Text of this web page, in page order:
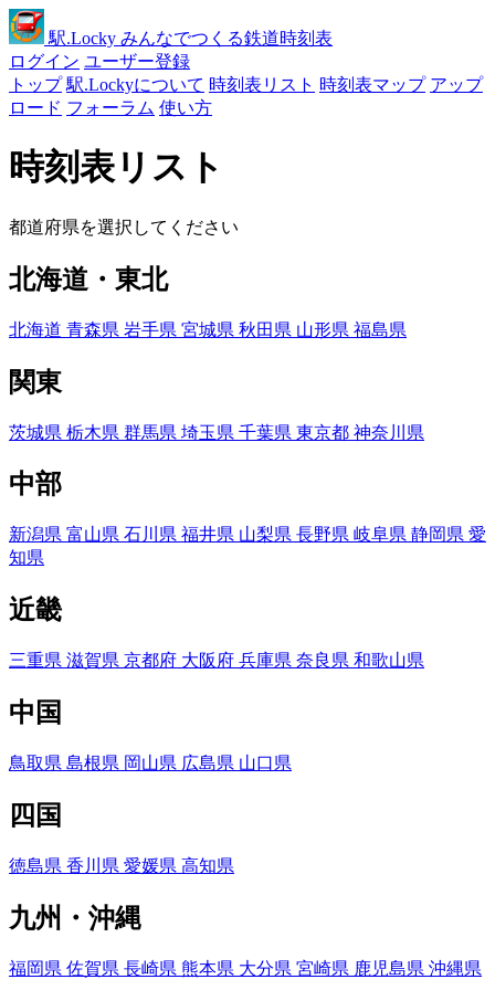
駅.Locky みんなでつくる鉄道時刻表
ログイン ユーザー登録
トップ 駅.Lockyについて 時刻表リスト 時刻表マップ アップ
ロード フォーラム 使い方
時刻表リスト
都道府県を選択してください
北海道・東北
北海道 青森県 岩手県 宮城県 秋田県 山形県 福島県
関東
茨城県 栃木県 群馬県 埼玉県 千葉県 東京都 神奈川県
中部
新潟県 富山県 石川県 福井県 山梨県 長野県 岐阜県 静岡県 愛
知県
近畿
三重県 滋賀県 京都府 大阪府 兵庫県 奈良県 和歌山県
中国
鳥取県 島根県 岡山県 広島県 山口県
四国
徳島県 香川県 愛媛県 高知県
九州・沖縄
福岡県 佐賀県 長崎県 熊本県 大分県 宮崎県 鹿児島県 沖縄県